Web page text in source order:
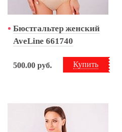
Бюстгальтер женский
AveLine 661740
Купить
500.00 руб.